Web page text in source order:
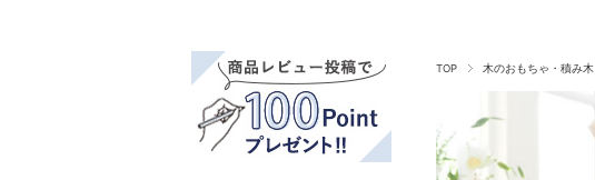
TOP 木のおもちゃ・積み木